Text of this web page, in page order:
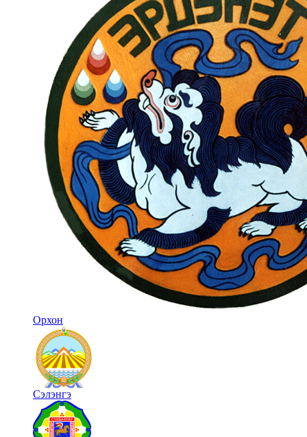
Орхон
Сэлэнгэ